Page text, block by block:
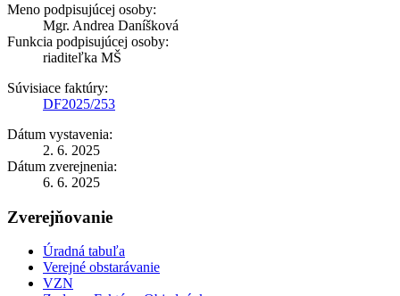
Meno podpisujúcej osoby:
Mgr. Andrea Daníšková
Funkcia podpisujúcej osoby:
riaditeľka MŠ
Súvisiace faktúry:
DF2025/253
Dátum vystavenia:
2. 6. 2025
Dátum zverejnenia:
6. 6. 2025
Zverejňovanie
Úradná tabuľa
Verejné obstarávanie
VZN